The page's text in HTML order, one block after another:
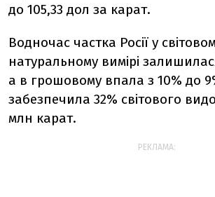
до 105,33 дол за карат.
Водночас частка Росії у
натуральному вимірі
а в грошовому впала з 10% до
забезпечила 32% світового
млн карат.
РЕКЛАМА: